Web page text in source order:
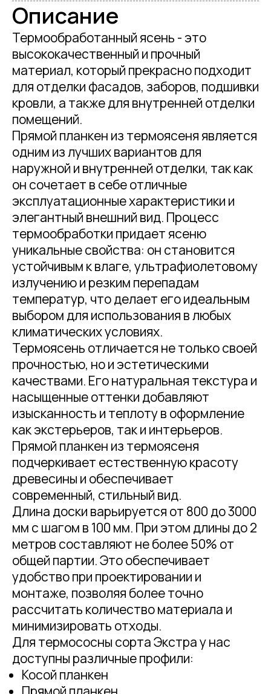
Описание
Термообработанный ясень - это
высококачественный и прочный
материал, который прекрасно подходит
для отделки фасадов, заборов, подшивки
кровли, а также для внутренней отделки
помещений.
Прямой планкен из термоясеня является
одним из лучших вариантов для
наружной и внутренней отделки, так как
он сочетает в себе отличные
эксплуатационные характеристики и
элегантный внешний вид. Процесс
термообработки придает ясеню
уникальные свойства: он становится
устойчивым к влаге, ультрафиолетовому
излучению и резким перепадам
температур, что делает его идеальным
выбором для использования в любых
климатических условиях.
Термоясень отличается не только своей
прочностью, но и эстетическими
качествами. Его натуральная текстура и
насыщенные оттенки добавляют
изысканность и теплоту в оформление
как экстерьеров, так и интерьеров.
Прямой планкен из термоясеня
подчеркивает естественную красоту
древесины и обеспечивает
современный, стильный вид.
Длина доски варьируется от 800 до 3000
мм с шагом в 100 мм. При этом длины до 2
метров составляют не более 50% от
общей партии. Это обеспечивает
удобство при проектировании и
монтаже, позволяя более точно
рассчитать количество материала и
минимизировать отходы.
Для термососны сорта Экстра у нас
доступны различные профили:
Косой планкен